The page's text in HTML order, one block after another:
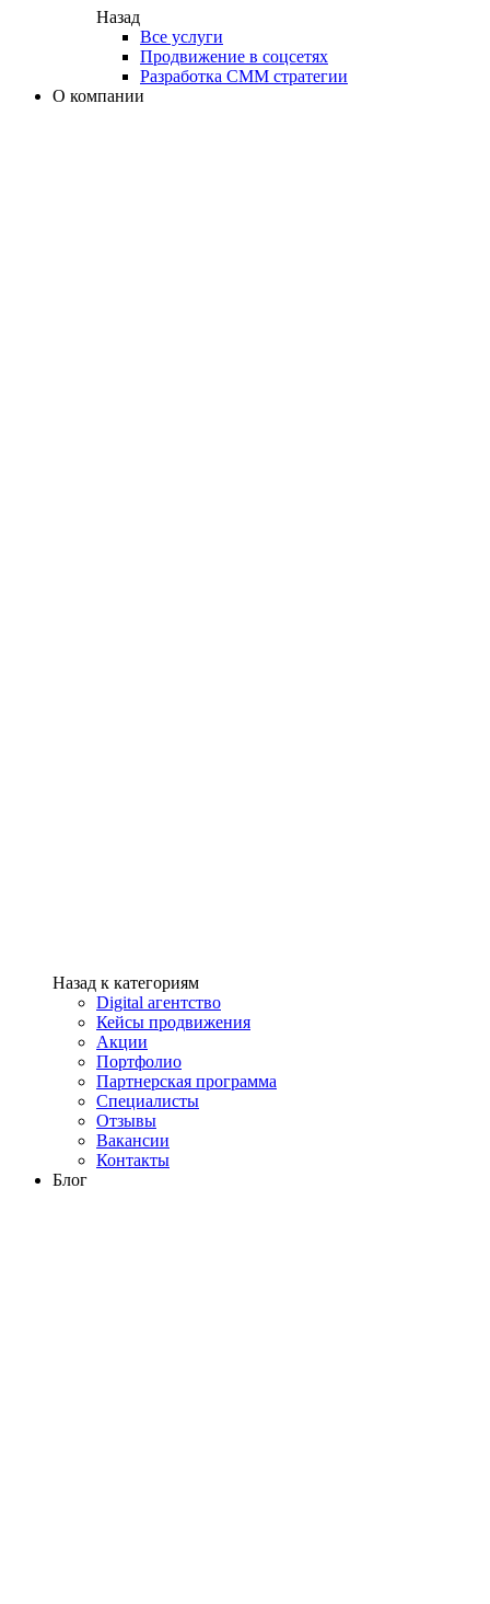
Назад
Все услуги
Продвижение в соцсетях
Разработка СММ стратегии
О компании
Назад к категориям
Digital агентство
Кейсы продвижения
Акции
Портфолио
Партнерская программа
Специалисты
Отзывы
Вакансии
Контакты
Блог